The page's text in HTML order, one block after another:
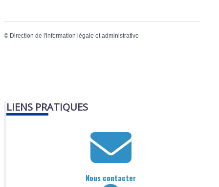
© Direction de l'information légale et administrative
LIENS PRATIQUES
Nous contacter